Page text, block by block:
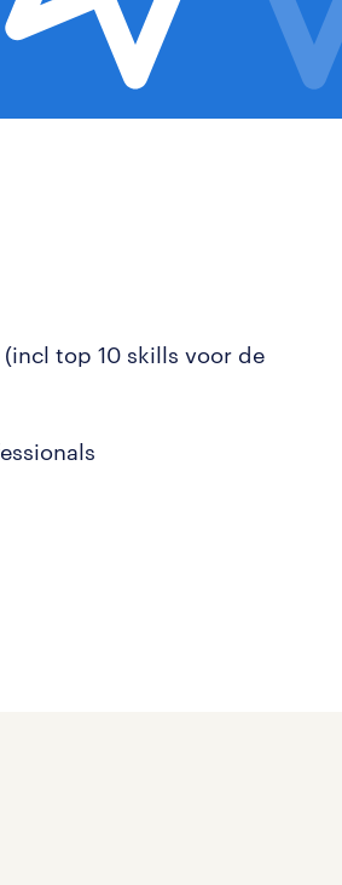
top 10 skills voor de